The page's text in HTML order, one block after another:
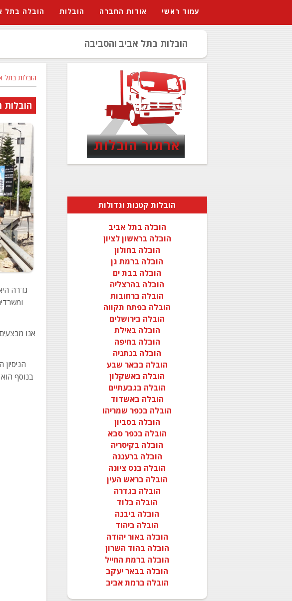
עמוד ראשי אודות החברה הובלות הובלה בתל
הובלות בתל אביב והסביבה
ארתור הובלות
הובלות בתל
גדרה
בנוסף
הובלות קטנות וגדולות
הובלה בתל אביב
הובלה בראשון לציון
הובלה בחולון
הובלה ברמת גן
הובלה בבת ים
הובלה בהרצליה
הובלה ברחובות
הובלה בפתח תקווה
הובלה בירושלים
הובלה באילת
הובלה בחיפה
הובלה בנתניה
הובלה בבאר שבע
הובלה באשקלון
הובלה בגבעתיים
הובלה באשדוד
הובלה בכפר שמריהו
הובלה בסביון
הובלה בכפר סבא
הובלה בקיסריה
הובלה ברעננה
הובלה בנס ציונה
הובלה בראש העין
הובלה בגדרה
הובלה בלוד
הובלה ביבנה
הובלה ביהוד
הובלה באור יהודה
הובלה בהוד השרון
הובלה ברמת החייל
הובלה בבאר יעקב
הובלה ברמת אביב